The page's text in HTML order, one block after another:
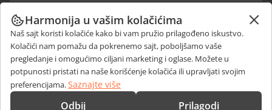
Docs
DocSpace
Workspace
Konektori
Desktop aplikacije
SARAĐUJTE
Za doprinosioce
Za prevodioce
Za influensere
Slobodna radna mesta
PRIMAJTE VESTI
Blog
DOBIJTE POMOĆ
Forum
KONTAKTIRAJTE NAS
Harmonija u vašim kolačićima
Naš sajt koristi kolačiće kako bi vam pružio prilagođeno iskustvo.
Kolačići nam pomažu da pokrenemo sajt, poboljšamo vaše
pregledanje i omogućimo ciljani marketing i oglase. Možete u
potpunosti pristati na naše korišćenje kolačića ili upravljati svojim
preferencijama.Saznajte više
Odbij Prilagodi